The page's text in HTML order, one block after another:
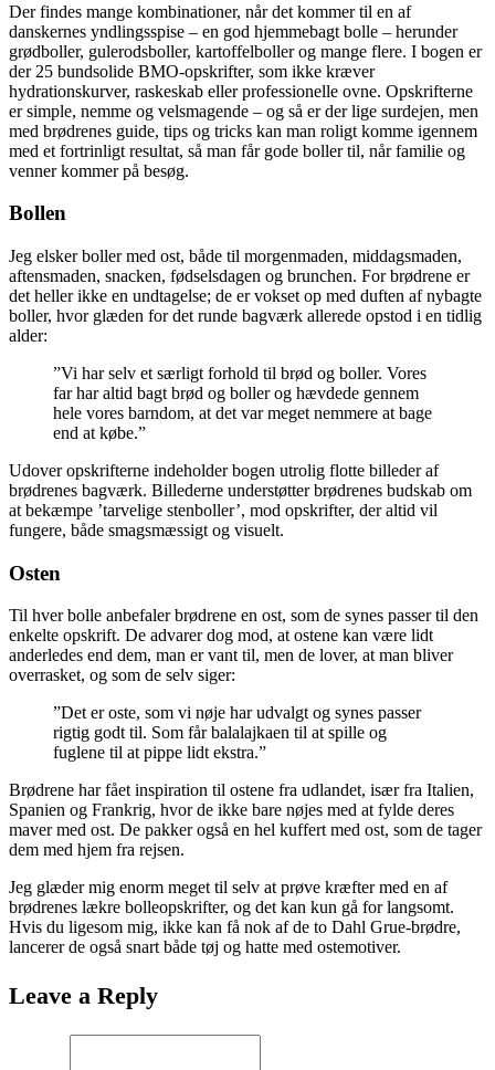
Der findes mange kombinationer, når det kommer til en af
danskernes yndlingsspise – en god hjemmebagt bolle – herunder
grødboller, gulerodsboller, kartoffelboller og mange flere. I bogen er
der 25 bundsolide BMO-opskrifter, som ikke kræver
hydrationskurver, raskeskab eller professionelle ovne. Opskrifterne
er simple, nemme og velsmagende – og så er der lige surdejen, men
med brødrenes guide, tips og tricks kan man roligt komme igennem
med et fortrinligt resultat, så man får gode boller til, når familie og
venner kommer på besøg.
Bollen
Jeg elsker boller med ost, både til morgenmaden, middagsmaden,
aftensmaden, snacken, fødselsdagen og brunchen. For brødrene er
det heller ikke en undtagelse; de er vokset op med duften af nybagte
boller, hvor glæden for det runde bagværk allerede opstod i en tidlig
alder:
”Vi har selv et særligt forhold til brød og boller. Vores
far har altid bagt brød og boller og hævdede gennem
hele vores barndom, at det var meget nemmere at bage
end at købe.”
Udover opskrifterne indeholder bogen utrolig flotte billeder af
brødrenes bagværk. Billederne understøtter brødrenes budskab om
at bekæmpe ’tarvelige stenboller’, mod opskrifter, der altid vil
fungere, både smagsmæssigt og visuelt.
Osten
Til hver bolle anbefaler brødrene en ost, som de synes passer til den
enkelte opskrift. De advarer dog mod, at ostene kan være lidt
anderledes end dem, man er vant til, men de lover, at man bliver
overrasket, og som de selv siger:
”Det er oste, som vi nøje har udvalgt og synes passer
rigtig godt til. Som får balalajkaen til at spille og
fuglene til at pippe lidt ekstra.”
Brødrene har fået inspiration til ostene fra udlandet, især fra Italien,
Spanien og Frankrig, hvor de ikke bare nøjes med at fylde deres
maver med ost. De pakker også en hel kuffert med ost, som de tager
dem med hjem fra rejsen.
Jeg glæder mig enorm meget til selv at prøve kræfter med en af
brødrenes lækre bolleopskrifter, og det kan kun gå for langsomt.
Hvis du ligesom mig, ikke kan få nok af de to Dahl Grue-brødre,
lancerer de også snart både tøj og hatte med ostemotiver.
Leave a Reply